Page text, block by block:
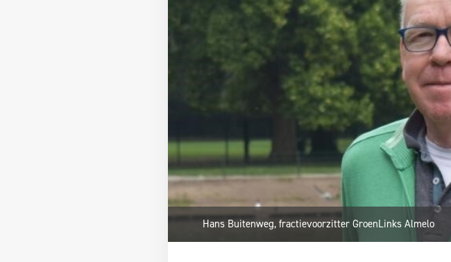
Hans Buitenweg, fractievoorzitter GroenLinks Almelo